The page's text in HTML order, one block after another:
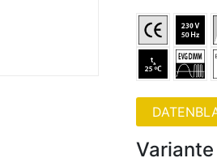
Variante